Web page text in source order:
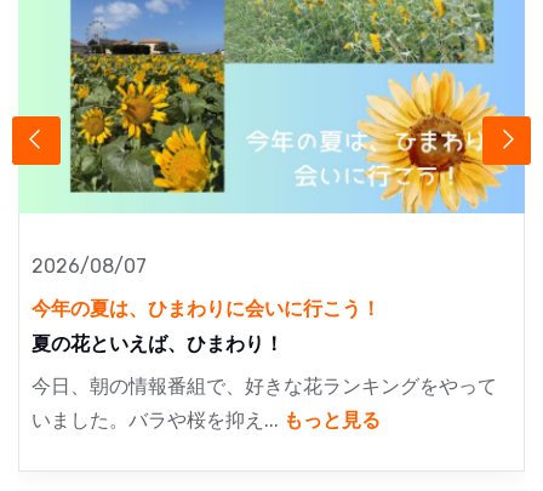
2026/08/07
今年の夏は、ひまわりに会いに行こう！
夏の花といえば、ひまわり！
今日、朝の情報番組で、好きな花ランキングをやって
いました。バラや桜を抑え... もっと見る